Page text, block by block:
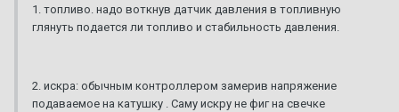
1. топливо. надо воткнув датчик давления в топливную
глянуть подается ли топливо и стабильность давления.
2. искра: обычным контроллером замерив напряжение
подаваемое на катушку . Саму искру не фиг на свечке